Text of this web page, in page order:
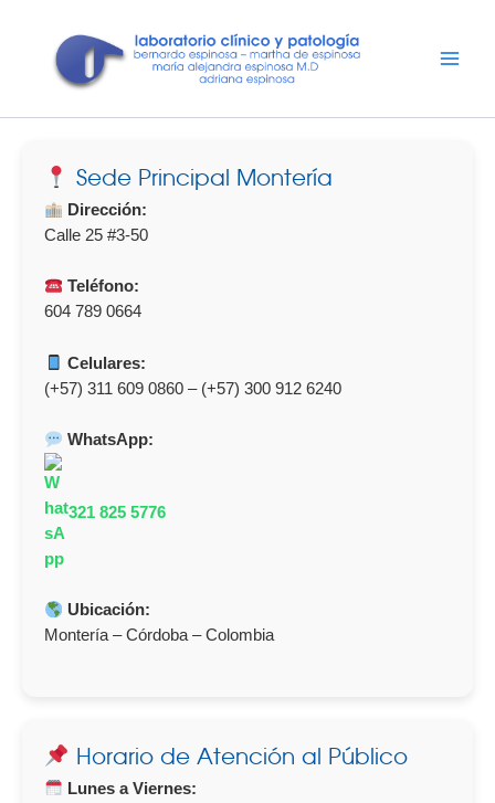
contenido
Sede Principal Montería
Dirección:
Calle 25 #3-50
Teléfono:
604 789 0664
Celulares:
(+57) 311 609 0860 – (+57) 300 912 6240
WhatsApp:
321 825 5776
Ubicación:
Montería – Córdoba – Colombia
Horario de Atención al Público
Lunes a Viernes: